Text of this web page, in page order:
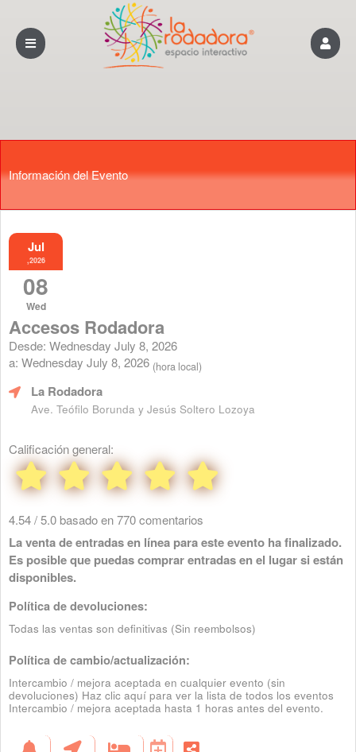
Información del Evento
Jul
,2026
08
Wed
Accesos Rodadora
Desde: Wednesday July 8, 2026
a: Wednesday July 8, 2026 (hora local)
La Rodadora
Ave. Teófilo Borunda y Jesús Soltero Lozoya
Calificación general:
4.54 / 5.0 basado en 770 comentarios
La venta de entradas en línea para este evento ha finalizado.
Es posible que puedas comprar entradas en el lugar si están
disponibles.
Política de devoluciones:
Todas las ventas son definitivas (Sin reembolsos)
Política de cambio/actualización:
Intercambio / mejora aceptada en cualquier evento (sin
devoluciones) Haz clic aquí para ver la lista de todos los eventos
Intercambio / mejora aceptada hasta 1 horas antes del evento.